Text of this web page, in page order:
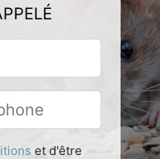
et d'être